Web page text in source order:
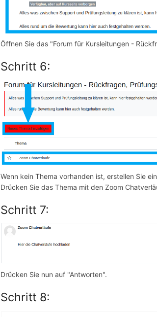
Öffnen Sie das "Forum für Kursleitungen -
Schritt 6:
Wenn kein Thema vorhanden ist, erstellen Sie
Drücken Sie das Thema mit den Zoom
Schritt 7:
Drücken Sie nun auf "Antworten".
Schritt 8: